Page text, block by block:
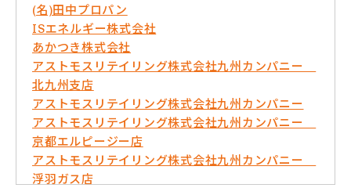
(名)田中プロパン
ISエネルギー株式会社
あかつき株式会社
アストモスリテイリング株式会社九州カンパニー
北九州支店
アストモスリテイリング株式会社九州カンパニー
アストモスリテイリング株式会社九州カンパニー
京都エルピージー店
アストモスリテイリング株式会社九州カンパニー
浮羽ガス店